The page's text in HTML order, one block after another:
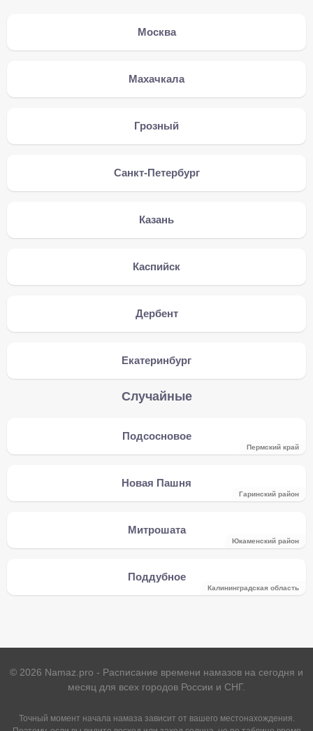
Москва
Махачкала
Грозный
Санкт-Петербург
Казань
Каспийск
Дербент
Екатеринбург
Случайные
Подсосновое
Пермский край
Новая Пашня
Гаринский район
Митрошата
Юкаменский район
Поддубное
Калининградская область
© 2026 Namaz.pro - Расписание времени намазов на сегодня и
месяц для всех городов России и СНГ.
Точный момент начала намаза зависит от вашего местонахождения.